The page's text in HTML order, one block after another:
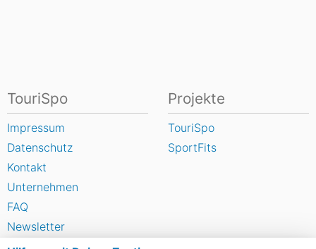
TouriSpo
Impressum
Datenschutz
Kontakt
Unternehmen
FAQ
Newsletter
Widget
Projekte
TouriSpo
SportFits